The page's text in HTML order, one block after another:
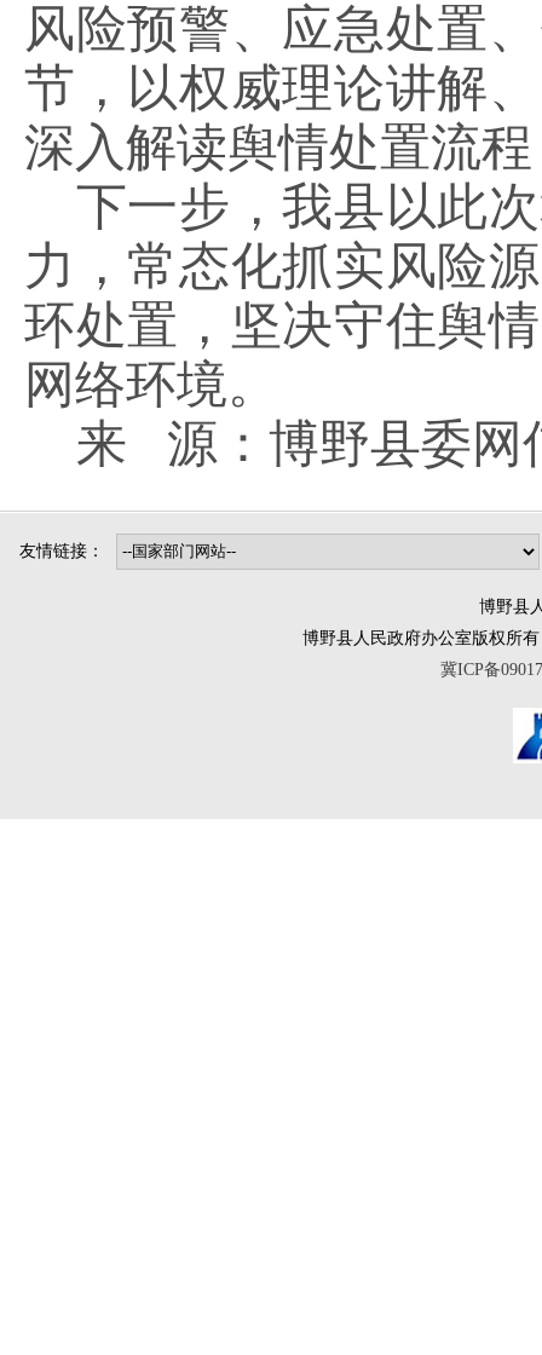
风险预警、应急处置
节，以权威理论讲解
深入解读舆情处置流
下一步，我县以此
力，常态化抓实风险
环处置，坚决守住舆
网络环境。
来
源：博野县委网
友情链接：
博野县
博野县人民政府办公室版权所有
冀ICP备